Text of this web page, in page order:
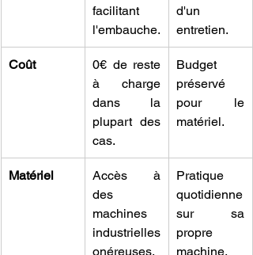
facilitant
l'embauche.
d'un
entretien.
Coût
0€ de reste
à charge
dans la
plupart des
cas.
Budget
préservé
pour le
matériel.
Matériel
Accès à
des
machines
industrielles
onéreuses.
Pratique
quotidienne
sur sa
propre
machine.